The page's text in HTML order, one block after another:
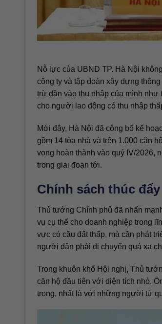
Nỗ lực của UBND TP. Hà Nội
công ty và tập đoàn xây dựng
trừ dần vào thu nhập của mình
cho người lao động có thu nhập
Mới đây, Hà Nội đã công bố kế
gồm 14 tòa nhà và trên 1.000 căn
vọng hoàn thành vào quý IV/2026,
trong giai đoạn tới.
Chính sách thúc
Thủ tướng Chính phủ đã nhấn
vụ cụ thể cho doanh nghiệp trong
vực có cầu đất thấp, mà cần phát
người dân phải di chuyển quá xa
Trong khuôn khổ Hội nghị, Thủ
căn hộ đầu tiên với diện tích nhỏ.
trọng, nhất là với những người từ